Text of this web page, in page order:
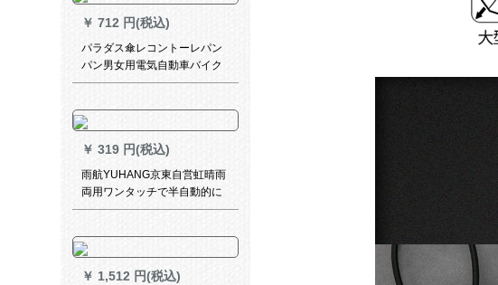
cm
￥ 712 円(税込)
パラダス傘レコントーレパン
パン男女用電気自動車バイク
レースレース2 A特蔵青XXXL
￥ 319 円(税込)
雨航YUHANG京東自営虹晴雨
両用ワンタッチで半自動的に
ロンググリップパソルYS 251-
￥ 1,512 円(税込)